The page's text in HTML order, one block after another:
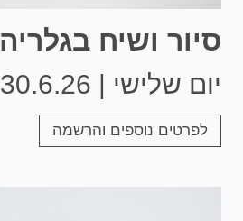
סיור ושיח בגלריה
יום שלישי | 30.6.26 | 18:30
לפרטים נוספים והרשמה